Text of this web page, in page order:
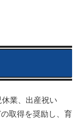
業、出産祝い
取得を奨励し、育